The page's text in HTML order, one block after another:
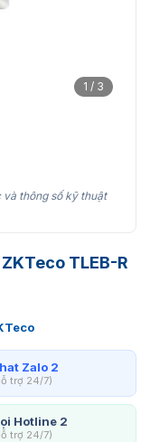
1 / 3
thông số kỹ thuật
TLEB-R
Zalo 2
trợ 24/7)
Hotline 2
trợ 24/7)